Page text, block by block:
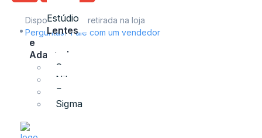
Estúdio
Lentes
e
Adaptadores
Canon
Nikon
Sony
Sigma
Disponível para retirada na loja
Perguntas? Fale com um vendedor